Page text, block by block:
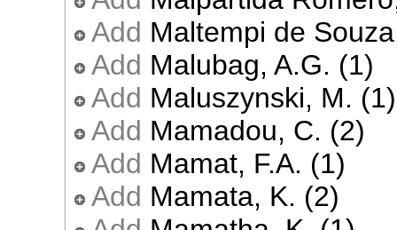
Add Maltempi de
Add Malubag, A.G. (1)
Add Maluszynski, M. (1)
Add Mamadou, C. (2)
Add Mamat, F.A. (1)
Add Mamata, K. (2)